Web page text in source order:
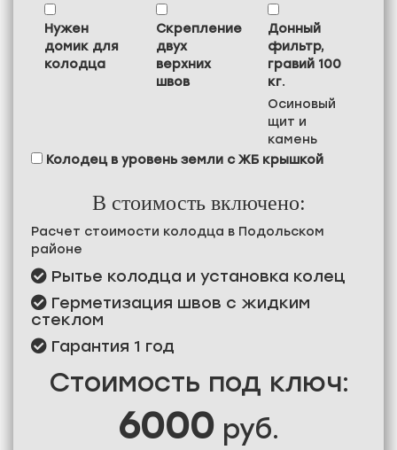
Нужен
домик для
колодца
Скрепление
двух
верхних
швов
Донный
фильтр,
гравий 100
кг.
Осиновый
щит и
камень
Колодец в уровень земли с ЖБ крышкой
В стоимость включено:
Расчет стоимости колодца в Подольском
районе
Рытье колодца и установка колец
Герметизация швов с жидким
стеклом
Гарантия 1 год
Стоимость под ключ:
6000 руб.